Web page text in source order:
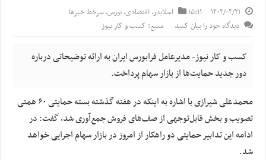
۱۴۰۴/۰۴/۲۱ ۱۵:۱۱ اسلایدر,اقتصادی,بورس,سرخط خبرها
دیدگاه خود را بیان کنید
منبع: کسب و کار نیوز
کسب و کار نیوز- مدیرعامل فرابورس ایران به ارائه توضیحاتی درباره
دور جدید حمایت‌ها از بازار سهام پرداخت.
محمدعلی شیرازی با اشاره به اینکه در هفته گذشته بسته حمایتی ۶۰ همتی
تصویب و بخش قابل‌توجهی از صف‌های فروش جمع‌آوری شد، گفت: در
ادامه این تدابیر حمایتی دو راهکار از امروز در بازار سهام اجرایی خواهد
شد.